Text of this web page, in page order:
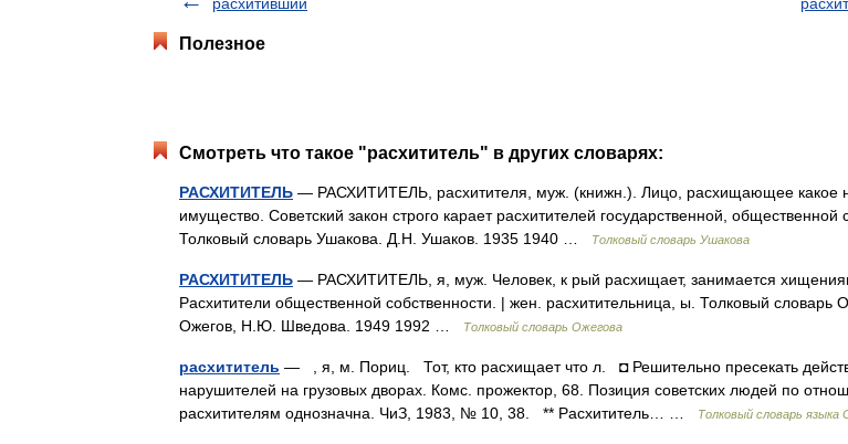
Полезное
Смотреть что такое "расхититель" в других словарях:
РАСХИТИТЕЛЬ — РАСХИТИТЕЛЬ, расхитителя, муж. (книжн.). Лицо, расхищающее какое
имущество. Советский закон строго карает расхитителей государственной, общественной
Толковый словарь Ушакова. Д.Н. Ушаков. 1935 1940 …
Толковый словарь Ушакова
РАСХИТИТЕЛЬ — РАСХИТИТЕЛЬ, я, муж. Человек, к рый расхищает, занимается
Расхитители общественной собственности. | жен. расхитительница, ы. Толковый словарь
Ожегов, Н.Ю. Шведова. 1949 1992 …
Толковый словарь Ожегова
расхититель — , я, м. Пориц. Тот, кто расхищает что л. ◘ Решительно пресекать
нарушителей на грузовых дворах. Комс. прожектор, 68. Позиция советских людей по
расхитителям однозначна. ЧиЗ, 1983, № 10, 38. ** Расхититель… …
Толковый словарь языка